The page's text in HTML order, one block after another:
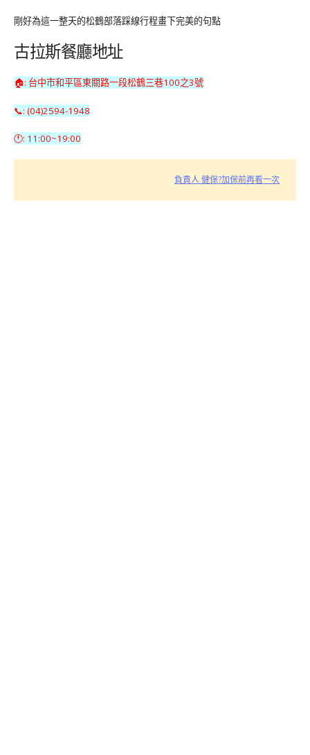
剛好為這一整天的松鶴部落踩線行程畫下完美的句點
古拉斯餐廳地址
🏠: 台中市和平區東關路一段松鶴三巷100之3號
📞: (04)2594-1948
🕚: 11:00~19:00
負責人 健保?加保前再看一次